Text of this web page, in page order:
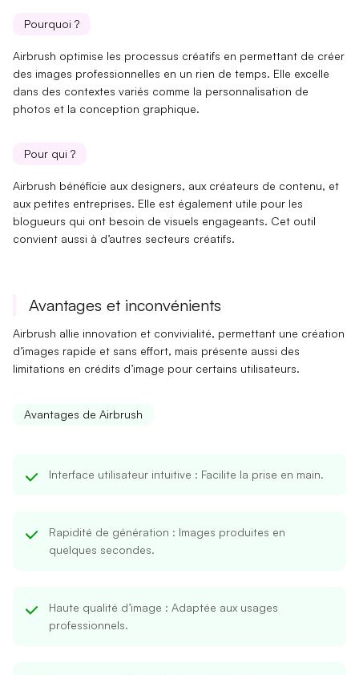
Pourquoi ?
Airbrush optimise les processus créatifs en permettant de créer
des images professionnelles en un rien de temps. Elle excelle
dans des contextes variés comme la personnalisation de
photos et la conception graphique.
Pour qui ?
Airbrush bénéficie aux designers, aux créateurs de contenu, et
aux petites entreprises. Elle est également utile pour les
blogueurs qui ont besoin de visuels engageants. Cet outil
convient aussi à d’autres secteurs créatifs.
Avantages et inconvénients
Airbrush allie innovation et convivialité, permettant une création
d’images rapide et sans effort, mais présente aussi des
limitations en crédits d’image pour certains utilisateurs.
Avantages de Airbrush
Interface utilisateur intuitive : Facilite la prise en main.
Rapidité de génération : Images produites en
quelques secondes.
Haute qualité d’image : Adaptée aux usages
professionnels.